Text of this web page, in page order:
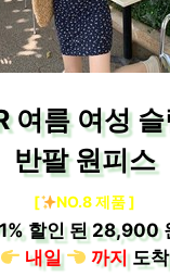
여름 여성
반팔 원피스
[ NO.8 제품 ]
할인 된28,900
내일
까지도착